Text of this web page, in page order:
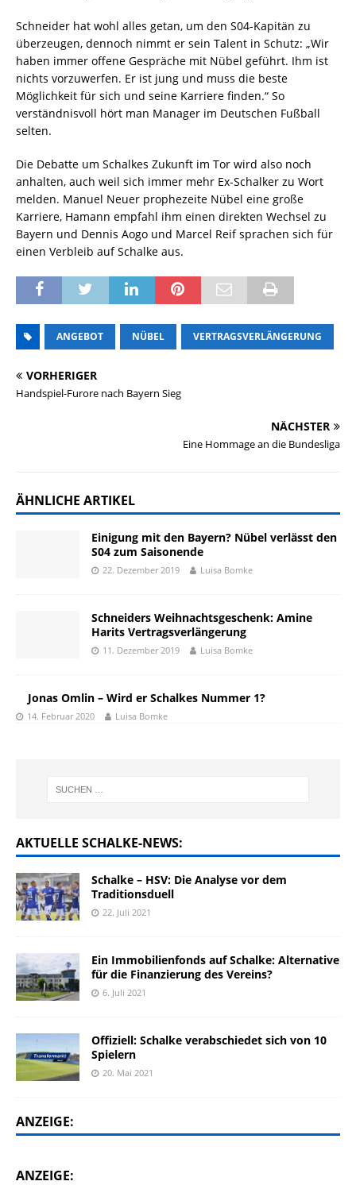
Schneider hat wohl alles getan, um den S04-Kapitän zu
überzeugen, dennoch nimmt er sein Talent in Schutz: „Wir
haben immer offene Gespräche mit Nübel geführt. Ihm ist
nichts vorzuwerfen. Er ist jung und muss die beste
Möglichkeit für sich und seine Karriere finden.“ So
verständnisvoll hört man Manager im Deutschen Fußball
selten.
Die Debatte um Schalkes Zukunft im Tor wird also noch
anhalten, auch weil sich immer mehr Ex-Schalker zu Wort
melden. Manuel Neuer prophezeite Nübel eine große
Karriere, Hamann empfahl ihm einen direkten Wechsel zu
Bayern und Dennis Aogo und Marcel Reif sprachen sich für
einen Verbleib auf Schalke aus.
ANGEBOT NÜBEL VERTRAGSVERLÄNGERUNG
VORHERIGER
Handspiel-Furore nach Bayern Sieg
NÄCHSTER
Eine Hommage an die Bundesliga
ÄHNLICHE ARTIKEL
Einigung mit den Bayern? Nübel verlässt den
S04 zum Saisonende
22. Dezember 2019 Luisa Bomke
Schneiders Weihnachtsgeschenk: Amine
Harits Vertragsverlängerung
11. Dezember 2019 Luisa Bomke
Jonas Omlin – Wird er Schalkes Nummer 1?
14. Februar 2020 Luisa Bomke
AKTUELLE SCHALKE-NEWS:
Schalke – HSV: Die Analyse vor dem
Traditionsduell
22. Juli 2021
Ein Immobilienfonds auf Schalke: Alternative
für die Finanzierung des Vereins?
6. Juli 2021
Offiziell: Schalke verabschiedet sich von 10
Spielern
20. Mai 2021
ANZEIGE:
ANZEIGE: